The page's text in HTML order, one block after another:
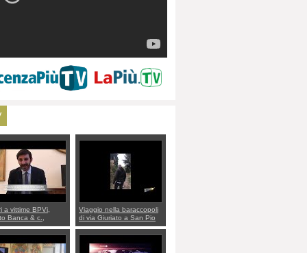
a vittime BPVi,
Banca & c.,
al sottosegretario
Villarosa: per
ordine convochi
Maio CNCU a
Viaggio nella baraccopoli
di via Giuriato a San Pio
X. Vicenza ai Vicentini:
“faremo un regalo di
Natale ai residenti”